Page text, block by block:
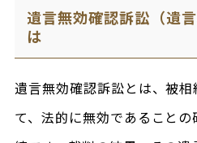
遺言無効確認訴訟（遺
は
遺言無効確認訴訟とは、被
て、法的に無効であること